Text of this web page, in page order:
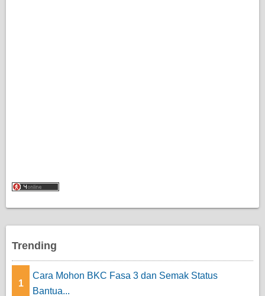
Trending
1
Cara Mohon BKC Fasa 3 dan Semak Status
Bantua...